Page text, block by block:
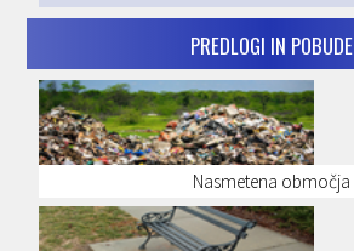
PREDLOGI IN POBUDE
Nasmetena območja